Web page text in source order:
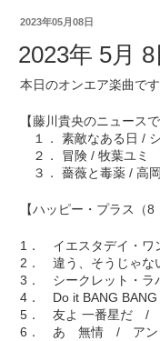
2023年05月08日
2023年 5月 8
本日のオンエア楽曲です
【藤川貴央のニュース
１． 素敵なある日 /
２． 冒険 / 牧葉ユミ
３． 薔薇と毒薬 / 高
【ハッピー・プラス（8
1． イエスタデイ・
2． 違う、そうじゃ
3． シークレット・
4． Do it BANG
5． 友よ 一番星だ /
6． あゝ無情 / アン